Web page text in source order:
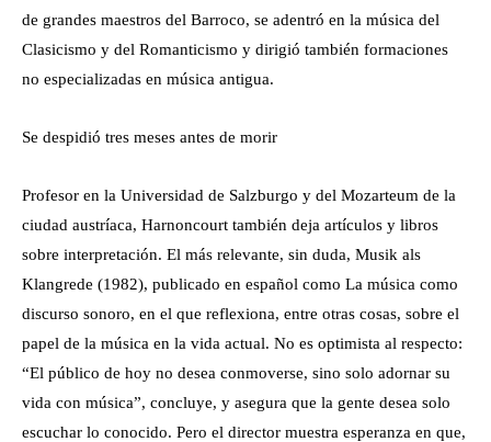
de grandes maestros del Barroco, se adentró en la música del
Clasicismo y del Romanticismo y dirigió también formaciones
no especializadas en música antigua.
Se despidió tres meses antes de morir
Profesor en la Universidad de Salzburgo y del Mozarteum de la
ciudad austríaca, Harnoncourt también deja artículos y libros
sobre interpretación. El más relevante, sin duda, Musik als
Klangrede (1982), publicado en español como La música como
discurso sonoro, en el que reflexiona, entre otras cosas, sobre el
papel de la música en la vida actual. No es optimista al respecto:
“El público de hoy no desea conmoverse, sino solo adornar su
vida con música”, concluye, y asegura que la gente desea solo
escuchar lo conocido. Pero el director muestra esperanza en que,